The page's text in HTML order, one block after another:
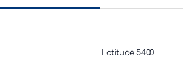
Latitude 5400